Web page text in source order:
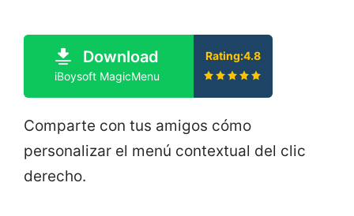
Download
iBoysoft MagicMenu
Rating:4.8
Comparte con tus amigos cómo
personalizar el menú contextual del clic
derecho.